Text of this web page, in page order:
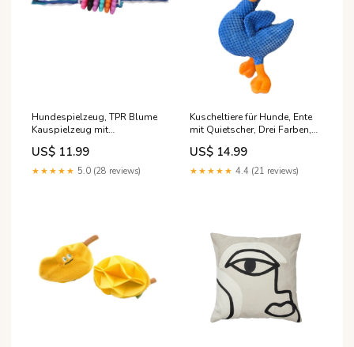
Hundespielzeug, TPR Blume
Kauspielzeug mit
Baumwollseil, Langlebig und
Backenzahn in Blau, Pink,
Grün, 33 cm lang Braun
US$ 11.99
★★★★★ 5.0 (28 reviews)
Kuscheltiere für Hunde, Ente
mit Quietscher, Drei Farben,
ideal zum Kuscheln & Spielen
für alle Hunde Farben:Gelb
US$ 14.99
★★★★★ 4.4 (21 reviews)